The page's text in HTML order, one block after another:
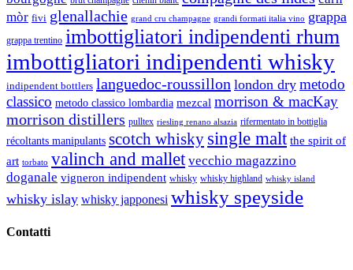
mòr fivi glenallachie grand cru champagne grandi formati italia vino grappa
grappa trentino imbottigliatori indipendenti rhum
imbottigliatori indipendenti whisky
indipendent bottlers languedoc-roussillon london dry metodo
classico metodo classico lombardia mezcal morrison & macKay
morrison distillers pulltex riesling renano alsazia rifermentato in bottiglia
récoltants manipulants scotch whisky single malt the spirit of
art torbato valinch and mallet vecchio magazzino
doganale vigneron indipendent whisky whisky highland whisky island
whisky islay whisky japponesi whisky speyside
Contatti